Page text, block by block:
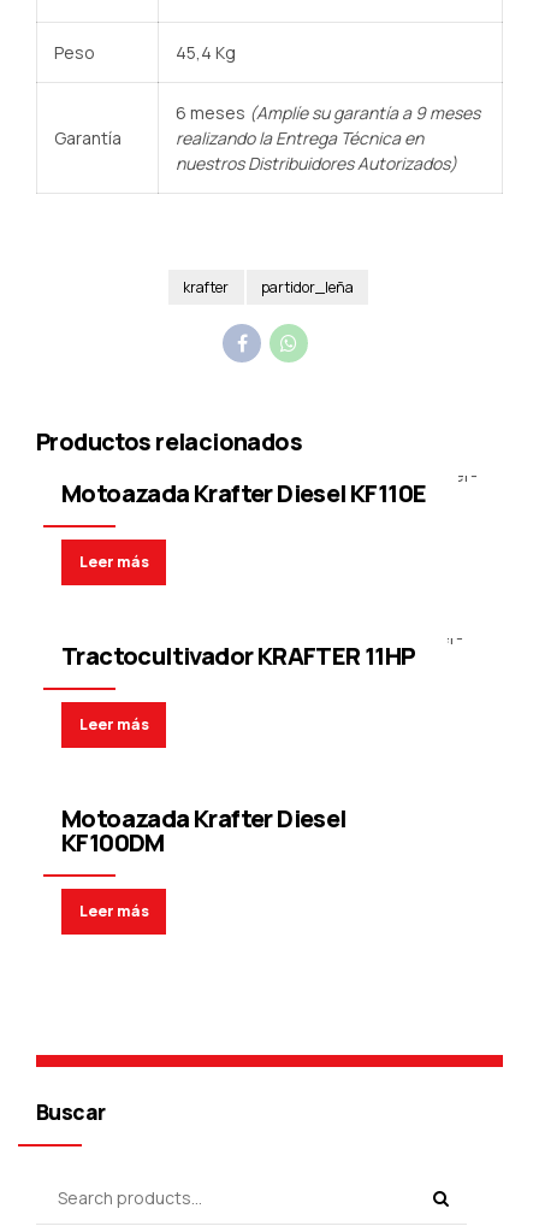
Peso 45,4 Kg
Garantía
6 meses (Amplíe su garantía a 9 meses
realizando la Entrega Técnica en
nuestros Distribuidores Autorizados)
krafter partidor_leña
Productos relacionados
Motoazada Krafter Diesel KF110E
Leer más
Tractocultivador KRAFTER 11HP
Leer más
Motoazada Krafter Diesel
KF100DM
Leer más
Buscar